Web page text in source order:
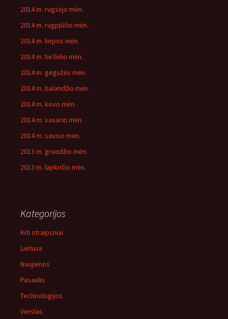
2014 m. rugsėjo mėn.
2014 m. rugpjūčio mėn.
2014 m. liepos mėn.
2014 m. birželio mėn.
2014 m. gegužės mėn.
2014 m. balandžio mėn.
2014 m. kovo mėn.
2014 m. vasario mėn.
2014 m. sausio mėn.
2013 m. gruodžio mėn.
2013 m. lapkričio mėn.
Kategorijos
Kiti straipsniai
Lietuva
Naujienos
Pasaulis
Technologijos
Verslas